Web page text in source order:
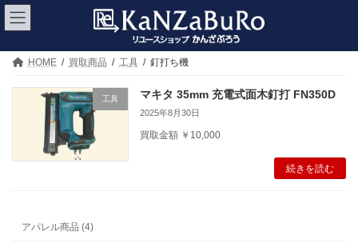
コ
ン
テ
ン
ナ
ビ
ゲ
ー
HOME 買取商品 工具 釘打ち機
工具 マキタ 35mm 充電式面木釘打 FN350D
2025年8月30日
買取金額 ￥10,000
続きを読む
アパレル商品 (4)